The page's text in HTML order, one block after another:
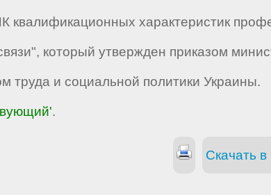
характеристик
который утвержден приказом
труда и социальной политики Украины.
.
Скачать